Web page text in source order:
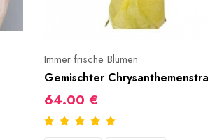
Immer frische Blumen
Gemischter
64.00 €